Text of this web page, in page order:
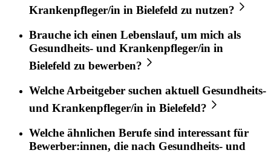
Krankenpfleger/in in Bielefeld zu nutzen?
Brauche ich einen Lebenslauf, um mich als
Gesundheits- und Krankenpfleger/in in
Bielefeld zu bewerben?
Welche Arbeitgeber suchen aktuell Gesundheits-
und Krankenpfleger/in in Bielefeld?
Welche ähnlichen Berufe sind interessant für
Bewerber:innen, die nach Gesundheits- und